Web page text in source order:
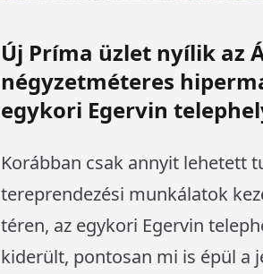
Új Príma üzlet nyílik az
négyzetméteres
egykori Egervin
Korábban csak annyit lehetett
tereprendezési munkálatok
téren, az egykori Egervin
kiderült, pontosan mi is épül a